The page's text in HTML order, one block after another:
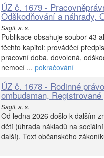
ÚZ č. 1679 -
Odškodňování a náhrady,
Sagit, a. s.
Publikace obsahuje soubor 43
těchto kapitol: prováděcí
pracovní doba, dovolená,
nemocí ... pokračování
ÚZ č. 1678 - Rodinné
ombudsman,
Sagit, a. s.
Od ledna 2026 došlo k dalším
dětí (úhrada nákladů na
další). Text občanského